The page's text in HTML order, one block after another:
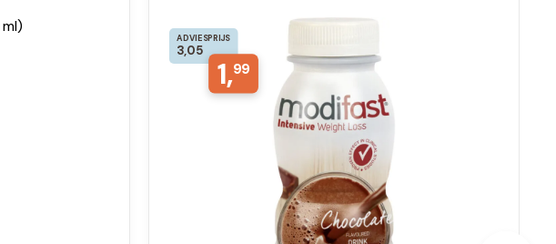
ADVIESPRIJS
3,05
1,99